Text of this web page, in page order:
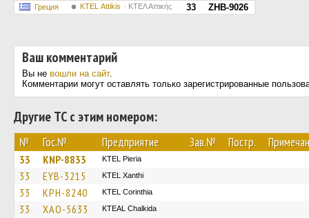
Греция KΤΕL Αttikis ΚΤΕΛ Αττικής 33 ZHB-9026
Ваш комментарий
Вы не вошли на сайт.
Комментарии могут оставлять только зарегистрированные
Другие ТС с этим номером:
№ Гос.№ Предприятие Зав.№ Постр.
33 KNP-8833 KTEL Pieria
33 EYB-3215 KTEL Xanthi
33 KPH-8240 KTEL Corinthia
33 XAO-5633 KTEAL Chalkida